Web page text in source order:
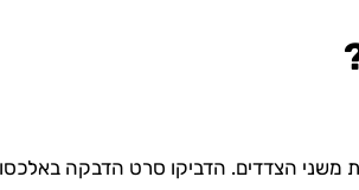
משני הצדדים. הדביקו סרט הדבקה